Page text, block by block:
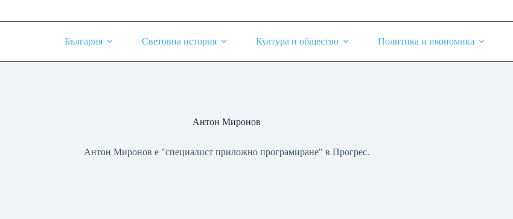
България Световна история Култура и общество Политика и икономика
Антон Миронов
Антон Миронов е "специалист приложно програмиране" в Прогрес.